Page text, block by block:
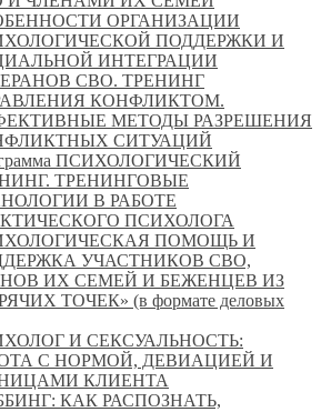
ОРГАНИЗАЦИИ
ПОДДЕРЖКИ И
ИНТЕГРАЦИИ
СВО. ТРЕНИНГ
КОНФЛИКТОМ.
МЕТОДЫ РАЗРЕШЕНИЯ
СИТУАЦИЙ
ПСИХОЛОГИЧЕСКИЙ
ТРЕНИНГОВЫЕ
В РАБОТЕ
ПСИХОЛОГА
ПОМОЩЬ И
УЧАСТНИКОВ СВО,
ИХ СЕМЕЙ И БЕЖЕНЦЕВ ИЗ
ТОЧЕК» (в формате деловых
И СЕКСУАЛЬНОСТЬ:
С НОРМОЙ, ДЕВИАЦИЕЙ И
КЛИЕНТА
КАК РАСПОЗНАТЬ,